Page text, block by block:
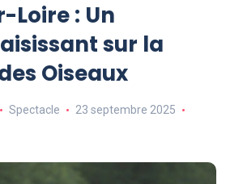
Loire : Un
sur la
Oiseaux
Spectacle
23 septembre 2025